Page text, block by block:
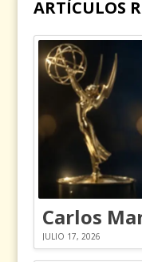
ARTÍCULOS
JULIO 17, 2026